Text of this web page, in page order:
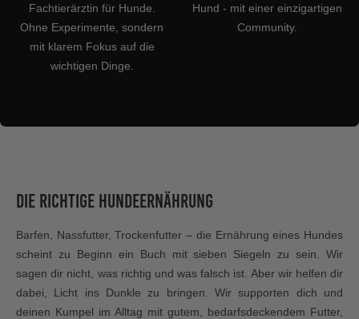
Fachtierärztin für Hunde.
Ohne Experimente, sondern
mit klarem Fokus auf die
wichtigen Dinge.
Hund - mit einer einzigartigen
Community.
Die richtige Hundeernährung
Barfen, Nassfutter, Trockenfutter – die Ernährung eines Hundes
scheint zu Beginn ein Buch mit sieben Siegeln zu sein. Wir
sagen dir nicht, was richtig und was falsch ist. Aber wir helfen dir
dabei, Licht ins Dunkle zu bringen. Wir supporten dich und
deinen Kumpel im Alltag mit gutem, bedarfsdeckendem Futter,